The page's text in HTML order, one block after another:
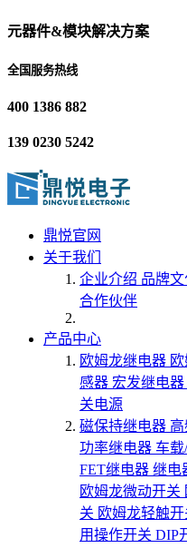
元器件&模块解决方案
全国服务热线
400 1386 882
139 0230 5242
鼎悦官网
关于我们
企业介绍 品牌
合作伙伴
产品中心
欧姆龙继电器
感器 宏发继电器
关电源
磁保持继电器
功率继电器 车
FET继电器 继电
欧姆龙微动开关
关 欧姆龙轻触开
用操作开关 DIP